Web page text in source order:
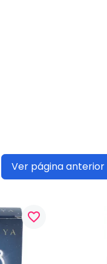
Ver página anterior
favorite_border